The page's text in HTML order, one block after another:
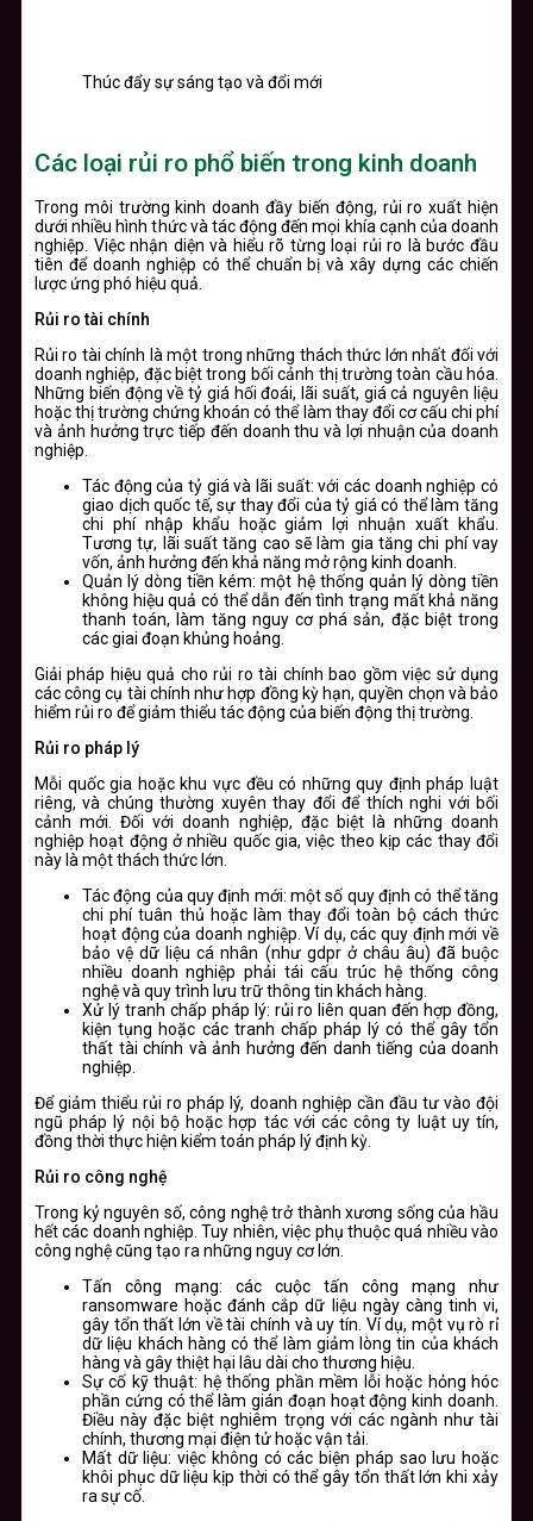
Thúc đẩy sự sáng tạo và đổi mới
Các loại rủi ro phổ biến trong kinh doanh
Trong môi trường kinh doanh đầy biến động, rủi ro xuất hiện
dưới nhiều hình thức và tác động đến mọi khía cạnh của doanh
nghiệp. Việc nhận diện và hiểu rõ từng loại rủi ro là bước đầu
tiên để doanh nghiệp có thể chuẩn bị và xây dựng các chiến
lược ứng phó hiệu quả.
Rủi ro tài chính
Rủi ro tài chính là một trong những thách thức lớn nhất đối với
doanh nghiệp, đặc biệt trong bối cảnh thị trường toàn cầu hóa.
Những biến động về tỷ giá hối đoái, lãi suất, giá cả nguyên liệu
hoặc thị trường chứng khoán có thể làm thay đổi cơ cấu chi phí
và ảnh hưởng trực tiếp đến doanh thu và lợi nhuận của doanh
nghiệp.
Tác động của tỷ giá và lãi suất: với các doanh nghiệp có
giao dịch quốc tế, sự thay đổi của tỷ giá có thể làm tăng
chi phí nhập khẩu hoặc giảm lợi nhuận xuất khẩu.
Tương tự, lãi suất tăng cao sẽ làm gia tăng chi phí vay
vốn, ảnh hưởng đến khả năng mở rộng kinh doanh.
Quản lý dòng tiền kém: một hệ thống quản lý dòng tiền
không hiệu quả có thể dẫn đến tình trạng mất khả năng
thanh toán, làm tăng nguy cơ phá sản, đặc biệt trong
các giai đoạn khủng hoảng.
Giải pháp hiệu quả cho rủi ro tài chính bao gồm việc sử dụng
các công cụ tài chính như hợp đồng kỳ hạn, quyền chọn và bảo
hiểm rủi ro để giảm thiểu tác động của biến động thị trường.
Rủi ro pháp lý
Mỗi quốc gia hoặc khu vực đều có những quy định pháp luật
riêng, và chúng thường xuyên thay đổi để thích nghi với bối
cảnh mới. Đối với doanh nghiệp, đặc biệt là những doanh
nghiệp hoạt động ở nhiều quốc gia, việc theo kịp các thay đổi
này là một thách thức lớn.
Tác động của quy định mới: một số quy định có thể tăng
chi phí tuân thủ hoặc làm thay đổi toàn bộ cách thức
hoạt động của doanh nghiệp. Ví dụ, các quy định mới về
bảo vệ dữ liệu cá nhân (như gdpr ở châu âu) đã buộc
nhiều doanh nghiệp phải tái cấu trúc hệ thống công
nghệ và quy trình lưu trữ thông tin khách hàng.
Xử lý tranh chấp pháp lý: rủi ro liên quan đến hợp đồng,
kiện tụng hoặc các tranh chấp pháp lý có thể gây tổn
thất tài chính và ảnh hưởng đến danh tiếng của doanh
nghiệp.
Để giảm thiểu rủi ro pháp lý, doanh nghiệp cần đầu tư vào đội
ngũ pháp lý nội bộ hoặc hợp tác với các công ty luật uy tín,
đồng thời thực hiện kiểm toán pháp lý định kỳ.
Rủi ro công nghệ
Trong kỷ nguyên số, công nghệ trở thành xương sống của hầu
hết các doanh nghiệp. Tuy nhiên, việc phụ thuộc quá nhiều vào
công nghệ cũng tạo ra những nguy cơ lớn.
Tấn công mạng: các cuộc tấn công mạng như
ransomware hoặc đánh cắp dữ liệu ngày càng tinh vi,
gây tổn thất lớn về tài chính và uy tín. Ví dụ, một vụ rò rỉ
dữ liệu khách hàng có thể làm giảm lòng tin của khách
hàng và gây thiệt hại lâu dài cho thương hiệu.
Sự cố kỹ thuật: hệ thống phần mềm lỗi hoặc hỏng hóc
phần cứng có thể làm gián đoạn hoạt động kinh doanh.
Điều này đặc biệt nghiêm trọng với các ngành như tài
chính, thương mại điện tử hoặc vận tải.
Mất dữ liệu: việc không có các biện pháp sao lưu hoặc
khôi phục dữ liệu kịp thời có thể gây tổn thất lớn khi xảy
ra sự cố.